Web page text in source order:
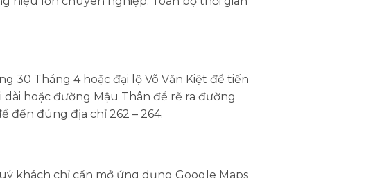
30 Tháng 4 hoặc đại lộ Võ Văn Kiệt để tiến
hoặc đường Mậu Thân để rẽ ra đường
đến đúng địa chỉ 262 – 264.
khách chỉ cần mở ứng dụng Google Maps